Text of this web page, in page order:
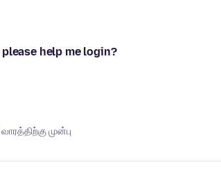
help me login?
முன்பு